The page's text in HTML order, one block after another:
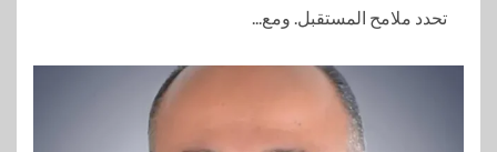
تحدد ملامح المستقبل. ومع...